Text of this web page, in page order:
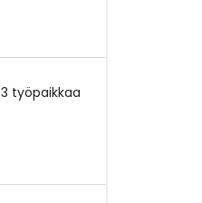
3 työpaikkaa